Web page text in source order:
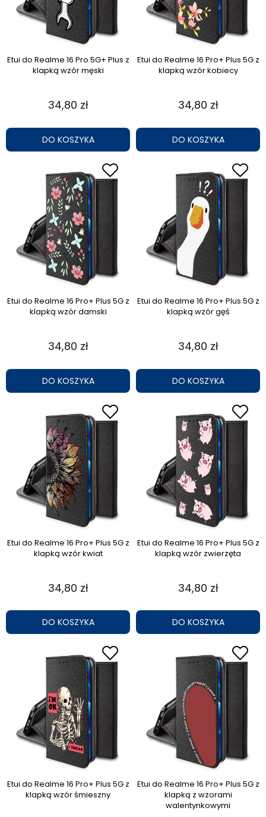
Etui do Realme 16 Pro 5G+ Plus z
klapką wzór męski
34,80 zł
DO KOSZYKA
Etui do Realme 16 Pro+ Plus 5G z
klapką wzór kobiecy
34,80 zł
DO KOSZYKA
Etui do Realme 16 Pro+ Plus 5G z
klapką wzór damski
34,80 zł
DO KOSZYKA
Etui do Realme 16 Pro+ Plus 5G z
klapką wzór gęś
34,80 zł
DO KOSZYKA
Etui do Realme 16 Pro+ Plus 5G z
klapką wzór kwiat
34,80 zł
DO KOSZYKA
Etui do Realme 16 Pro+ Plus 5G z
klapką wzór zwierzęta
34,80 zł
DO KOSZYKA
Etui do Realme 16 Pro+ Plus 5G z
klapką wzór śmieszny
Etui do Realme 16 Pro+ Plus 5G z
klapką z wzorami
walentynkowymi